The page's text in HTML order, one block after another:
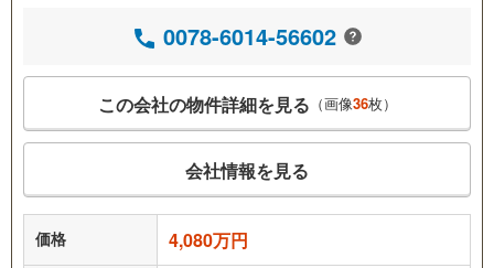
0078-6014-56602
この会社の物件詳細を見る （画像36枚）
会社情報を見る
価格 4,080万円